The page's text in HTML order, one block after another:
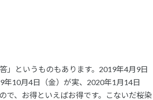
」というものもあります。2019年4月9日
年10月4日（金）が実、2020年1月14日
で、お得といえばお得です。こないだ桜染